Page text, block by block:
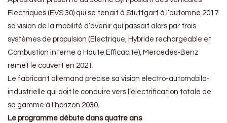
Electriques (EVS 30) qui se tenait à Stuttgart à l’automne 2017
sa vision de la mobilité d’avenir qui passait alors par trois
systèmes de propulsion (Electrique, Hybride rechargeable et
Combustion interne à Haute Efficacité), Mercedes-Benz
remet le couvert en 2021.
Le fabricant allemand précise sa vision electro-automobilo-
industrielle qui doit le conduire vers l’électrification totale de
sa gamme à l’horizon 2030.
Le programme débute dans quatre ans